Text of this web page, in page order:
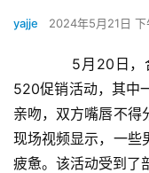
yajje 2024年5月21日
5月20日，合
520促销活动，其中
亲吻，双方嘴唇不得
现场视频显示，一些
疲惫。该活动受到了